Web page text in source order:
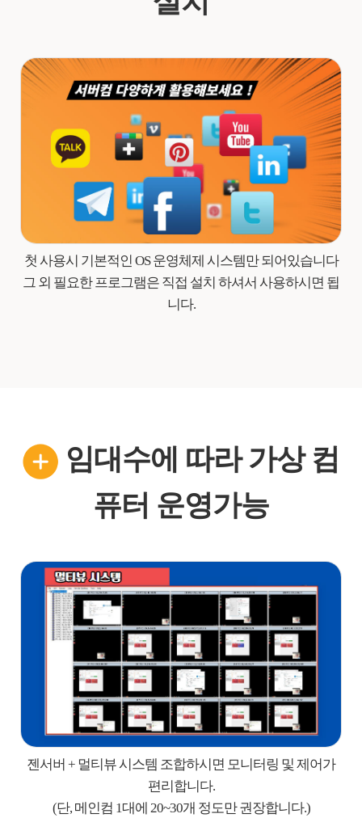
첫 사용시 기본적인 OS 운영체제 시스템만 되어있습니다
그 외 필요한 프로그램은 직접 설치 하셔서 사용하시면 됩
니다.
임대수에 따라 가상 컴
퓨터 운영가능
젠서버 + 멀티뷰 시스템 조합하시면 모니터링 및 제어가
편리합니다.
(단, 메인컴 1대에 20~30개 정도만 권장합니다.)